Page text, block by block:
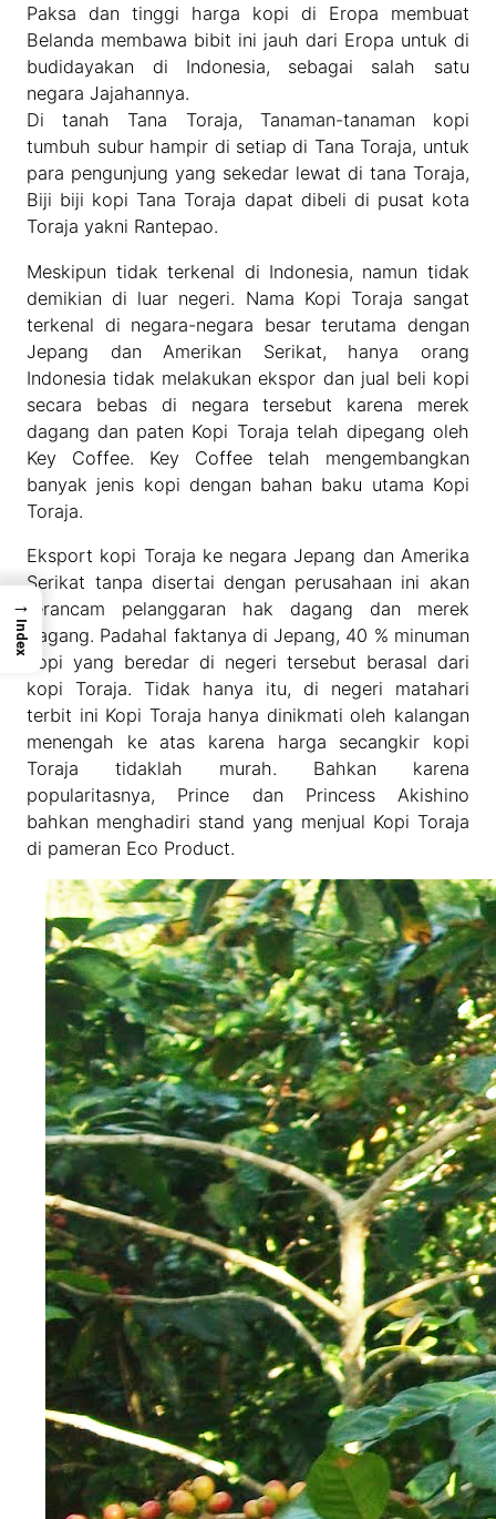
Paksa dan tinggi harga kopi di Eropa membuat
Belanda membawa bibit ini jauh dari Eropa untuk di
budidayakan di Indonesia, sebagai salah satu
negara Jajahannya.
Di tanah Tana Toraja, Tanaman-tanaman kopi
tumbuh subur hampir di setiap di Tana Toraja, untuk
para pengunjung yang sekedar lewat di tana Toraja,
Biji biji kopi Tana Toraja dapat dibeli di pusat kota
Toraja yakni Rantepao.
Meskipun tidak terkenal di Indonesia, namun tidak
demikian di luar negeri. Nama Kopi Toraja sangat
terkenal di negara-negara besar terutama dengan
Jepang dan Amerikan Serikat, hanya orang
Indonesia tidak melakukan ekspor dan jual beli kopi
secara bebas di negara tersebut karena merek
dagang dan paten Kopi Toraja telah dipegang oleh
Key Coffee. Key Coffee telah mengembangkan
banyak jenis kopi dengan bahan baku utama Kopi
Toraja.
Eksport kopi Toraja ke negara Jepang dan Amerika
Serikat tanpa disertai dengan perusahaan ini akan
terancam pelanggaran hak dagang dan merek
dagang. Padahal faktanya di Jepang, 40 % minuman
kopi yang beredar di negeri tersebut berasal dari
kopi Toraja. Tidak hanya itu, di negeri matahari
terbit ini Kopi Toraja hanya dinikmati oleh kalangan
menengah ke atas karena harga secangkir kopi
Toraja tidaklah murah. Bahkan karena
popularitasnya, Prince dan Princess Akishino
bahkan menghadiri stand yang menjual Kopi Toraja
di pameran Eco Product.
→
Index